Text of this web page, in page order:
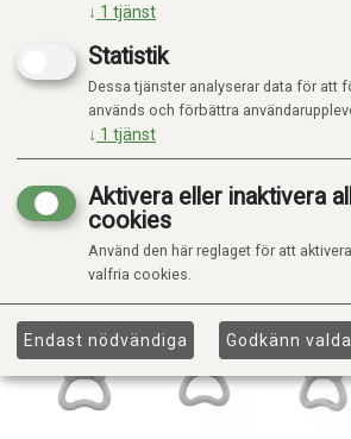
↓ 1 tjänst
Statistik
Dessa tjänster analyserar data för att
används och förbättra
↓ 1 tjänst
Aktivera eller inaktivera
cookies
Använd den här reglaget för att
valfria cookies.
Endast nödvändiga Godkänn valda